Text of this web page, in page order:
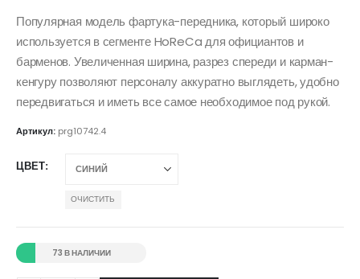
Популярная модель фартука-передника, который широко
используется в сегменте HoReCa для официантов и
барменов. Увеличенная ширина, разрез спереди и карман-
кенгуру позволяют персоналу аккуратно выглядеть, удобно
передвигаться и иметь все самое необходимое под рукой.
Артикул: prg10742.4
ЦВЕТ
ОЧИСТИТЬ
73 В НАЛИЧИИ